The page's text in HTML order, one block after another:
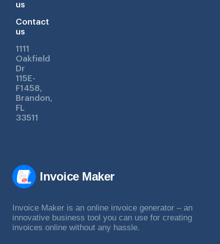
Invoice Maker
Invoice Maker is an online invoice generator – an
innovative business tool you can use for creating
invoices online without any hassle.
us
Contact
us
1111
Oakfield
Dr
115E-
F1458,
Brandon,
FL
33511